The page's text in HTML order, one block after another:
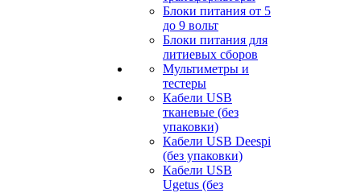
Блоки питания от 5
до 9 вольт
Блоки питания для
литиевых сборов
Мультиметры и
тестеры
Кабели USB
тканевые (без
упаковки)
Кабели USB Deespi
(без упаковки)
Кабели USB
Ugetus (без